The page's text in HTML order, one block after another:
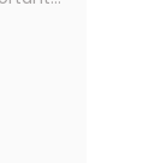
la
un